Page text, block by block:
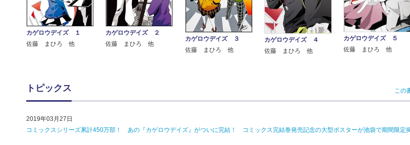
カゲロウデイズ １
佐藤 まひろ 他
カゲロウデイズ ２
佐藤 まひろ 他
カゲロウデイズ ３
佐藤 まひろ 他
カゲロウデイズ ４
佐藤 まひろ 他
カゲロウデイズ ５
佐藤 まひろ 他
トピックス この
2019年03月27日
コミックスシリーズ累計450万部！ あの『カゲロウデイズ』がついに完結！ コミックス完結巻発売記念の大型ポスターが池袋で期間限定